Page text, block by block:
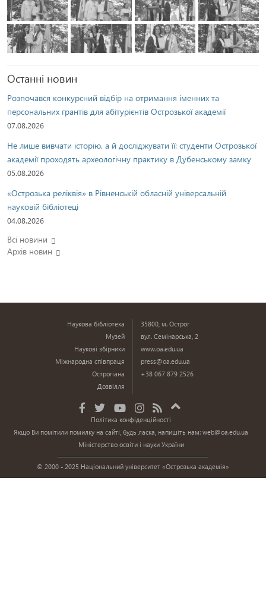
Останні новин
Розпочався конкурсний відбір на отримання іменних та
персональних грантів для абітурієнтів Острозької академії
07.08.2026
Не лише вивчати історію, а й досліджувати її: студенти Острозької
академії проходять археологічну практику в Дубенському замку
05.08.2026
«Острозька реліквія» в Рівненській обласній універсальній
науковій бібліотеці
04.08.2026
Всі новини
Архів новин
Наукова бібліотека
Музей
Наукові збірники
Міжнародна співпраця
Острогіана
Дозвілля
35800, м. Острог
вул. Семінарська, 2
www.oa.edu.ua
press@oa.edu.ua
+38 067 879 2526
Політика конфіденційності
Якщо Ви помітили помилку на сайті, будь ласка, напишіть нам:web@oa.edu.ua
Міністерство освіти і науки України
© 2000 - 2025 Національний університет «Острозька академія»